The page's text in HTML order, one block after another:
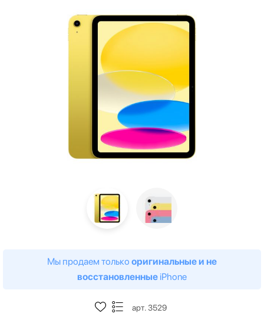
Мы продаем только оригинальные и не
восстановленные iPhone
арт. 3529